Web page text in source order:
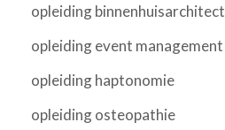
opleiding binnenhuisarchitect
opleiding event management
opleiding haptonomie
opleiding osteopathie